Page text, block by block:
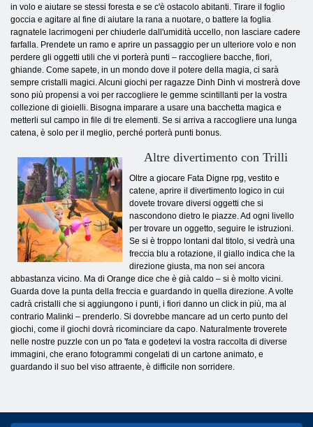
in volo e aiutare se stessi foresta e se c'è ostacolo abitanti. Tirare il foglio
goccia e agitare al fine di aiutare la rana a nuotare, o battere la foglia
ragnatele lacrimogeni per chiuderle dall'umidità uccello, non lasciare cadere
farfalla. Prendete un ramo e aprire un passaggio per un ulteriore volo e non
perdere gli oggetti utili che vi porterà punti – raccogliere bacche, fiori,
ghiande. Come sapete, in un mondo dove il potere della magia, ci sarà
sempre cristalli magici. Alcuni giochi per ragazze Dinh Dinh vi mostrerà dove
sono più propensi a voi per raccogliere le gemme scintillanti per la vostra
collezione di gioielli. Bisogna imparare a usare una bacchetta magica e
metterli sul campo in file di tre elementi. Se si arriva a raccogliere una lunga
catena, è solo per il meglio, perché porterà punti bonus.
Altre divertimento con Trilli
Oltre a giocare Fata Digne rpg, vestito e
catene, aprire il divertimento logico in cui
dovete trovare diversi oggetti che si
nascondono dietro le piazze. Ad ogni livello
per trovare un oggetto, seguire le istruzioni.
Se si è troppo lontani dal titolo, si vedrà una
freccia blu a rotazione, il giallo indica che la
direzione giusta, ma non sei ancora
abbastanza vicino. Ma di Orange dice che è già caldo – si è molto vicini.
Guarda dove la punta della freccia e guardando in quella direzione. A volte
cadrà cristalli che si aggiungono i punti, i fiori danno un click in più, ma al
contrario Malinki – prenderlo. Si dovrebbe mancare ad un certo punto del
giochi, come il giochi dovrà ricominciare da capo. Naturalmente troverete
nelle nostre puzzle con un po 'fata e godetevi la vostra raccolta di diverse
immagini, che erano fotogrammi congelati di un cartone animato, e
guardando il suo bel viso attraente, è difficile non sorridere.